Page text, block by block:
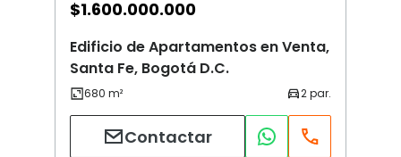
$1.600.000.000
Edificio de Apartamentos en Venta,
Santa Fe, Bogotá D.C.
Contactar